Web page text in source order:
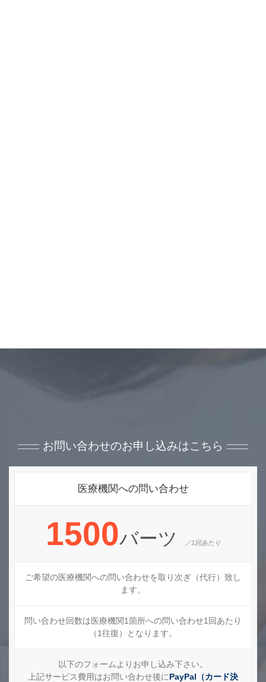
お問い合わせのお申し込みはこちら
医療機関への問い合わせ
1500バーツ ／1回あたり
ご希望の医療機関への問い合わせを取り次ぎ（代行）致し
ます。
問い合わせ回数は医療機関1箇所への問い合わせ1回あたり
（1往復）となります。
以下のフォームよりお申し込み下さい。
上記サービス費用はお問い合わせ後にPayPal（カード決